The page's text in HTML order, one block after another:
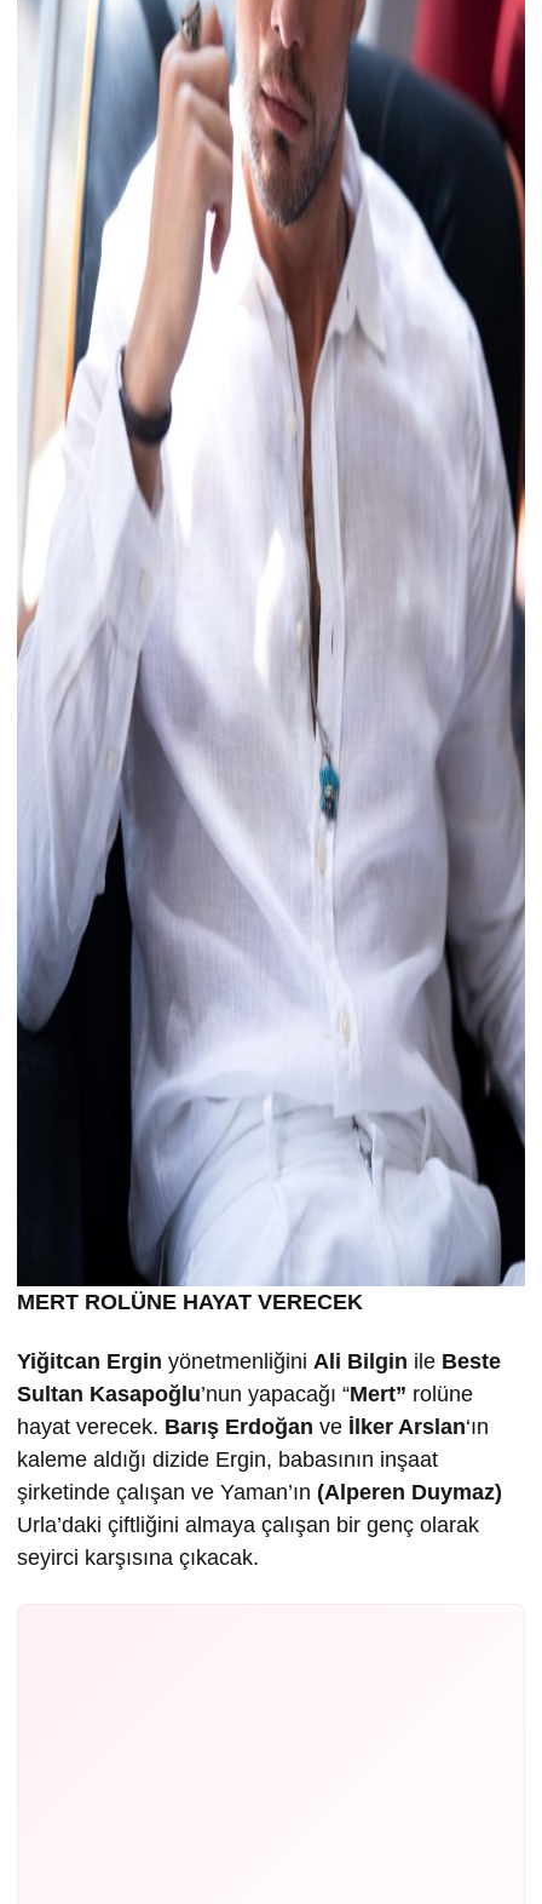
MERT ROLÜNE HAYAT VERECEK
Yiğitcan Ergin yönetmenliğini Ali Bilgin ile Beste
Sultan Kasapoğlu’nun yapacağı “Mert” rolüne
hayat verecek. Barış Erdoğan ve İ lker Arslan‘ın
kaleme aldığı dizide Ergin, babasının inşaat
şirketinde çalışan ve Yaman’ın (Alperen Duymaz)
Urla’daki çiftliğini almaya çalışan bir genç olarak
seyirci karşısına çıkacak.